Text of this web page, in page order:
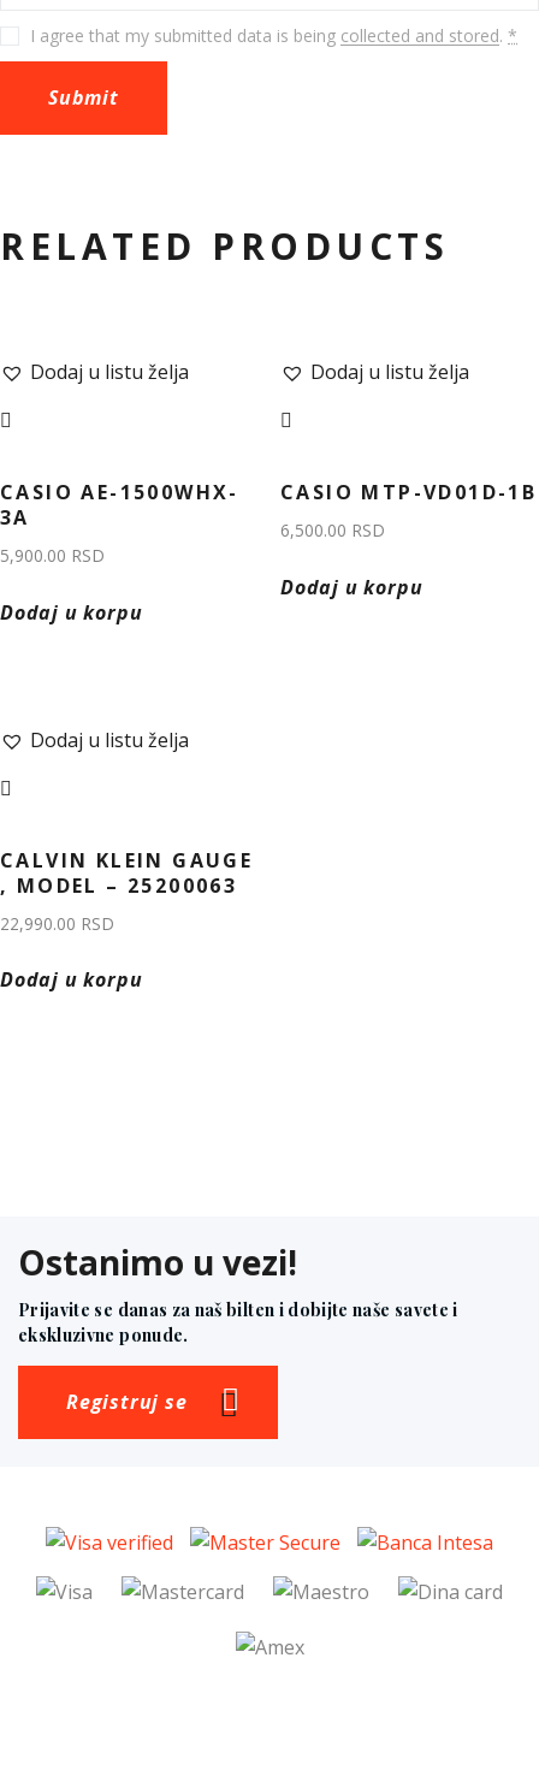
I agree that my submitted data is being collected and stored.*
RELATED PRODUCTS
Dodaj u listu želja
CASIO AE-1500WHX-
3A
5,900.00 RSD
Dodaj u korpu
Dodaj u listu želja
CASIO MTP-VD01D-1B
6,500.00 RSD
Dodaj u korpu
Dodaj u listu želja
CALVIN KLEIN GAUGE
, MODEL – 25200063
22,990.00 RSD
Dodaj u korpu
Ostanimo u vezi!
Prijavite se danas za naš bilten i dobijte naše savete i
ekskluzivne ponude.
Registruj se